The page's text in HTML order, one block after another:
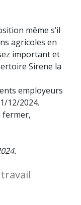
même s’il
agricoles en
important et
Sirene la
employeurs
12/2024.
fermer,